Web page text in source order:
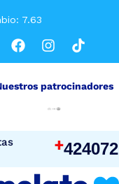
7.63
+424072
patrocinadores